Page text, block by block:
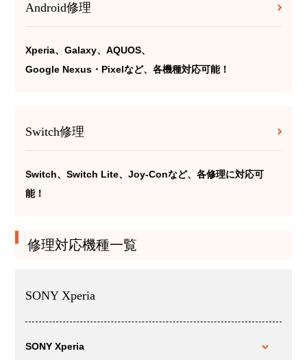
Android修理
Xperia、Galaxy、AQUOS、
Google Nexus・Pixelなど、各機種対応可能！
Switch修理
Switch、Switch Lite、Joy-Conなど、各修理に対応可
能！
修理対応機種一覧
SONY Xperia
SONY Xperia